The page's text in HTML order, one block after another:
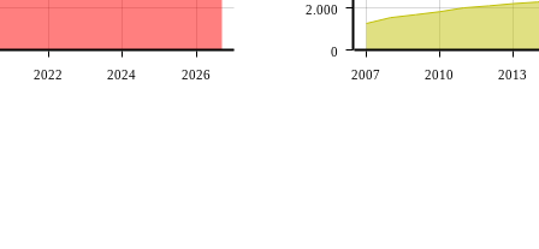
2022 2024 2026 2007 2010 2013
0
2.000